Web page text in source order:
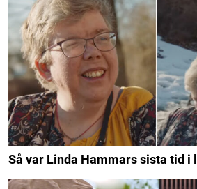
Så var Linda Hammars sista tid i